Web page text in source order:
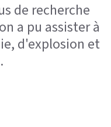
de recherche
a pu assister à
d'explosion et